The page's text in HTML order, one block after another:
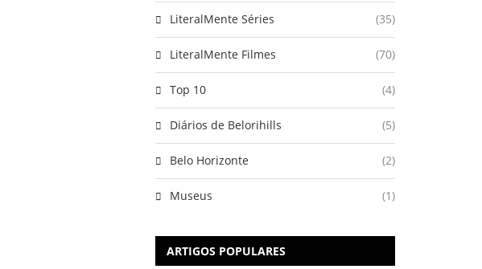
LiteralMente Séries (35)
LiteralMente Filmes (70)
Top 10 (4)
Diários de Belorihills (5)
Belo Horizonte (2)
Museus (1)
ARTIGOS POPULARES